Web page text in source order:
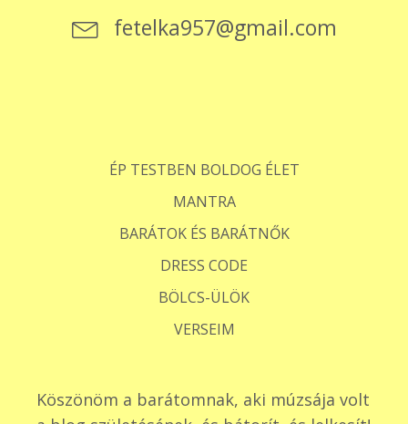
fetelka957@gmail.com
ÉP TESTBEN BOLDOG ÉLET
MANTRA
BARÁTOK ÉS BARÁTNŐK
DRESS CODE
BÖLCS-ÜLÖK
VERSEIM
Köszönöm a barátomnak, aki múzsája volt